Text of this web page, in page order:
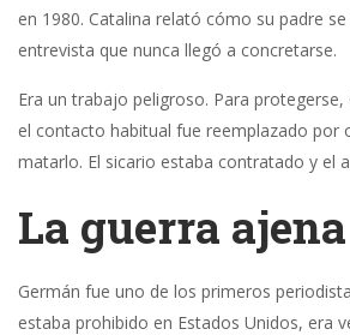
en 1980. Catalina relató cómo su padre
entrevista que nunca llegó a concretarse.
Era un trabajo peligroso. Para
el contacto habitual fue reemplazado por
matarlo. El sicario estaba contratado y el
La guerra
Germán fue uno de los primeros
estaba prohibido en Estados Unidos, era